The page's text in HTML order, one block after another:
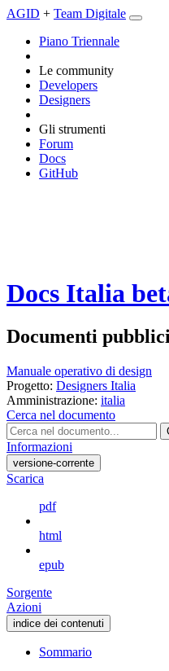
AGID + Team Digitale
Piano Triennale
Le community
Developers
Designers
Gli strumenti
Forum
Docs
GitHub
Docs Italia
Documenti
Manuale operativo di design
Progetto: Designers Italia
Amministrazione: italia
Cerca nel documento
Informazioni
versione-corrente
Scarica
pdf
html
epub
Sorgente
Azioni
indice dei contenuti
Sommario